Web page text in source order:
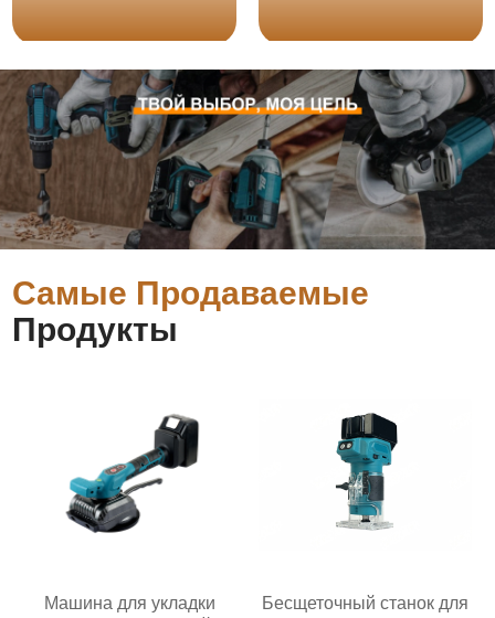
Самые Продаваемые
Продукты
Машина для укладки
Бесщеточный станок для